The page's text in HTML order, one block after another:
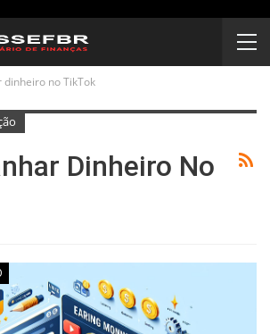
dinheiro no TikTok
Dinheiro No